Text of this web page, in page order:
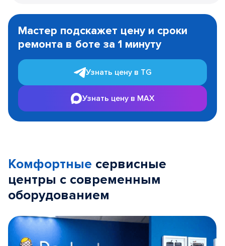
1
Мастер подскажет цену и сроки
ремонта в боте за 1 минуту
Узнать цену в TG
Узнать цену в MAX
Комфортные сервисные
центры с современным
оборудованием